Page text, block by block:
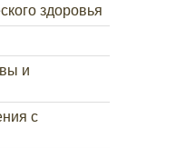
здоровья
и
с